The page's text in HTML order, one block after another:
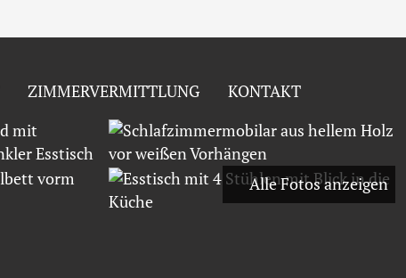
ZIMMERVERMITTLUNG KONTAKT
Alle Fotos anzeigen